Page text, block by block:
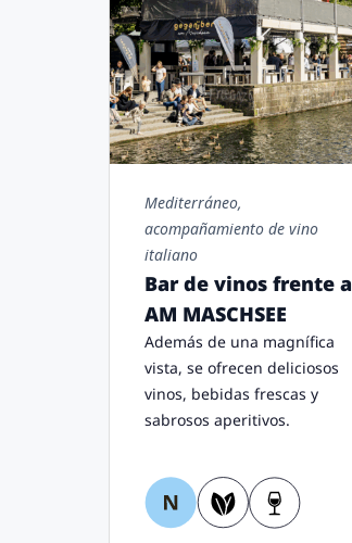
Mediterráneo,
acompañamiento de vino
italiano
Bar de vinos frente a
AM MASCHSEE
Además de una magnífica
vista, se ofrecen deliciosos
vinos, bebidas frescas y
sabrosos aperitivos.